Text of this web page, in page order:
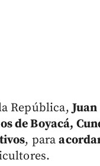
República,
de Boyacá,
, para